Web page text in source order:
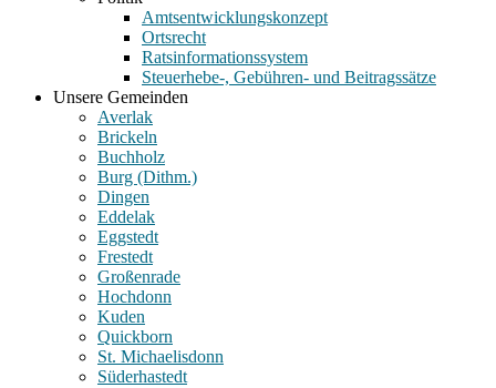
Amtsentwicklungskonzept
Ortsrecht
Ratsinformationssystem
Steuerhebe-, Gebühren- und Beitragssätze
Unsere Gemeinden
Averlak
Brickeln
Buchholz
Burg (Dithm.)
Dingen
Eddelak
Eggstedt
Frestedt
Großenrade
Hochdonn
Kuden
Quickborn
St. Michaelisdonn
Süderhastedt